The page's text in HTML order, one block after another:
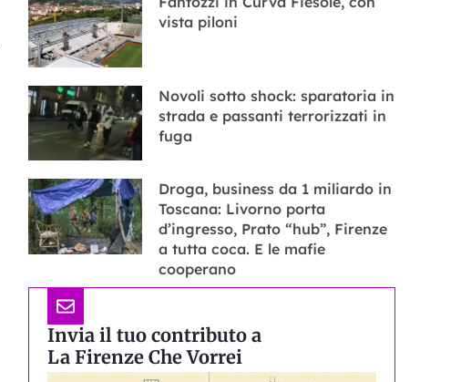
vista piloni
Novoli sotto shock: sparatoria in
strada e passanti terrorizzati in
fuga
Droga, business da 1 miliardo in
Toscana: Livorno porta
d’ingresso, Prato “hub”, Firenze
a tutta coca. E le mafie
cooperano
Invia il tuo contributo a
La Firenze Che Vorrei